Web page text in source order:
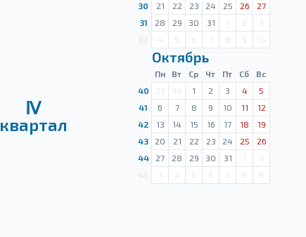
30
21 22 23 24 25 26
27
31
28 29 30 31 1 2
3
4 5 6 7 8 9 10
Ⅳ
квартал
Октябрь
Пн Вт Ср Чт Пт Сб
Вс
40
29 30 1 2 3 4
5
41
6 7 8 9 10 11
12
42
13 14 15 16 17 18
19
43
20 21 22 23 24 25
26
44
27 28 29 30 31 1
2
3 4 5 6 7 8 9